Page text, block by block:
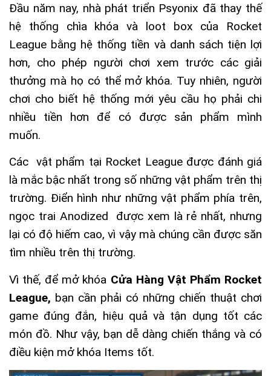
Đầu năm nay, nhà phát triển Psyonix đã thay thế
hệ thống chìa khóa và loot box của Rocket
League bằng hệ thống tiền và danh sách tiện lợi
hơn, cho phép người chơi xem trước các giải
thưởng mà họ có thể mở khóa. Tuy nhiên, người
chơi cho biết hệ thống mới yêu cầu họ phải chi
nhiều tiền hơn để có được sản phẩm mình
muốn.
Các vật phẩm tại Rocket League được đánh giá
là mắc bậc nhất trong số những vật phẩm trên thị
trường. Điển hình như những vật phẩm phía trên,
ngọc trai Anodized được xem là rẻ nhất, nhưng
lại có độ hiếm cao, vì vậy mà chúng cần được săn
tìm nhiều trên thị trường.
Vì thế, để mở khóa Cửa Hàng Vật Phẩm Rocket
League, bạn cần phải có những chiến thuật chơi
game đúng đắn, hiệu quả và tận dụng tốt các
món đồ. Như vậy, bạn dễ dàng chiến thắng và có
điều kiện mở khóa Items tốt.